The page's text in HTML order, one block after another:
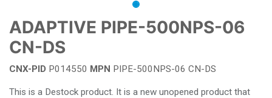
ADAPTIVE PIPE-500NPS-06
CN-DS
CNX-PID P014550 MPN PIPE-500NPS-06 CN-DS
This is a Destock product. It is a new unopened product that